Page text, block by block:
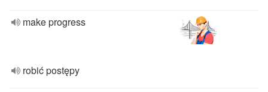
make progress
robić postępy